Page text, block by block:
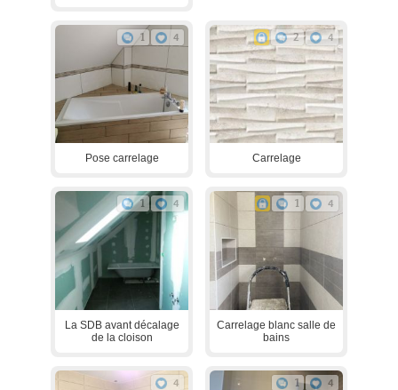
1 4
Pose carrelage
2 4
Carrelage
1 4
La SDB avant décalage
de la cloison
1 4
Carrelage blanc salle de
bains
4 1 4